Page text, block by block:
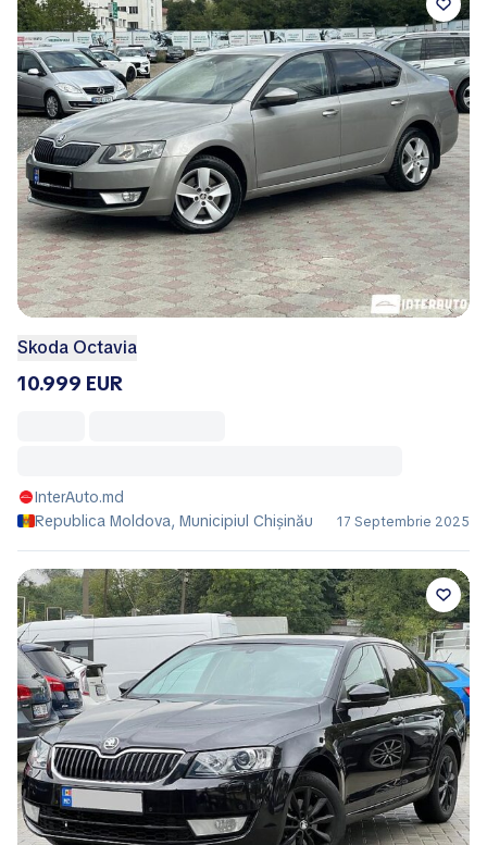
Skoda Octavia
10.999 EUR
InterAuto.md
Republica Moldova, Municipiul Chișinău
17 Septembrie 2025